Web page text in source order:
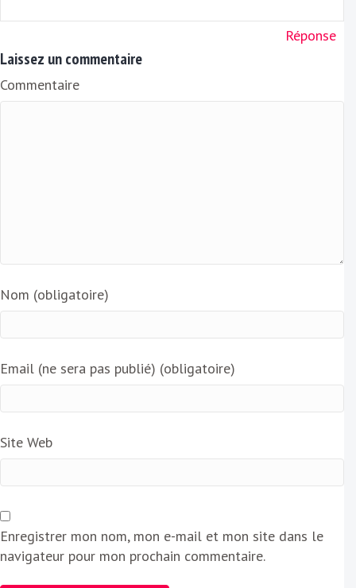
Réponse
Laissez un commentaire
Commentaire
Nom (obligatoire)
Email (ne sera pas publié) (obligatoire)
Site Web
Enregistrer mon nom, mon e-mail et mon site dans le
navigateur pour mon prochain commentaire.